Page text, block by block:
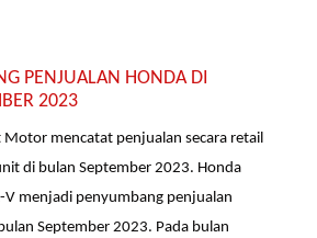
PENJUALAN HONDA DI
2023
Motor mencatat penjualan secara retail
di bulan September 2023. Honda
V menjadi penyumbang penjualan
September 2023. Pada bulan